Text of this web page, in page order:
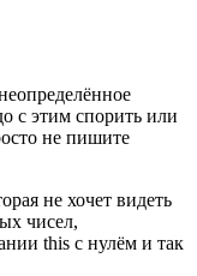
с этим спорить или
не пишите
не хочет видеть
чисел,
this с нулём и так